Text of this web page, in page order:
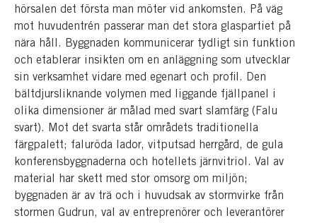
hörsalen det första man möter vid ankomsten. På väg
mot huvudentrén passerar man det stora glaspartiet på
nära håll. Byggnaden kommunicerar tydligt sin funktion
och etablerar insikten om en anläggning som utvecklar
sin verksamhet vidare med egenart och profil. Den
bältdjursliknande volymen med liggande fjällpanel i
olika dimensioner är målad med svart slamfärg (Falu
svart). Mot det svarta står områdets traditionella
färgpalett; faluröda lador, vitputsad herrgård, de gula
konferensbyggnaderna och hotellets järnvitriol. Val av
material har skett med stor omsorg om miljön;
byggnaden är av trä och i huvudsak av stormvirke från
stormen Gudrun, val av entreprenörer och leverantörer